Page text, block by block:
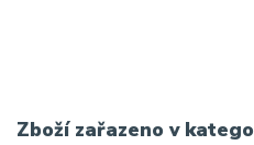
Zboží zařazeno v